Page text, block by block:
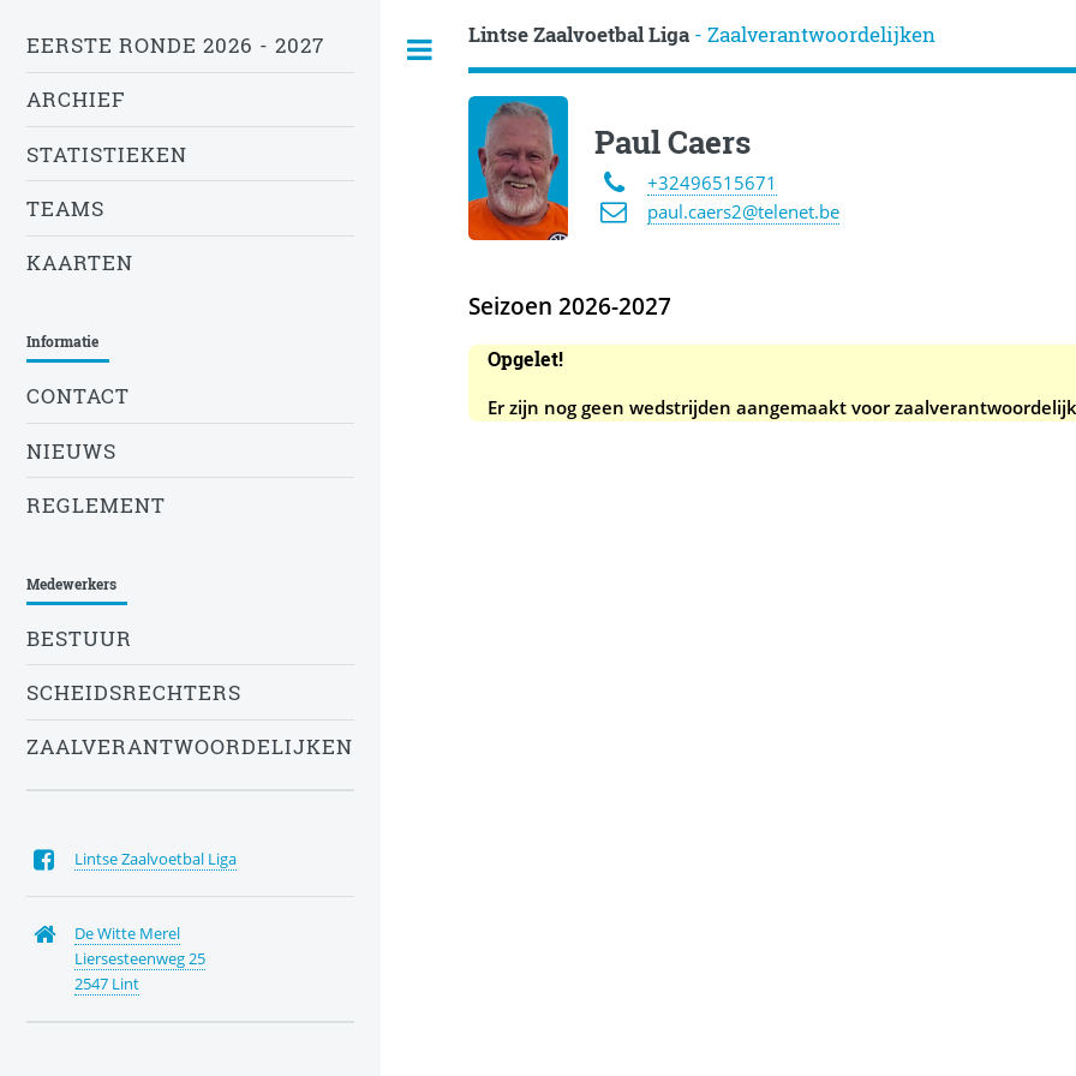
Lintse Zaalvoetbal Liga - Zaalverantwoordelijken
Paul Caers
+32496515671
paul.caers2@telenet.be
Seizoen 2026-2027
Opgelet!
Er zijn nog geen wedstrijden aangemaakt voor
EERSTE RONDE 2026 - 2027
ARCHIEF
STATISTIEKEN
TEAMS
KAARTEN
Informatie
CONTACT
NIEUWS
REGLEMENT
Medewerkers
BESTUUR
SCHEIDSRECHTERS
ZAALVERANTWOORDELIJKEN
Lintse Zaalvoetbal Liga
De Witte Merel
Liersesteenweg 25
2547 Lint